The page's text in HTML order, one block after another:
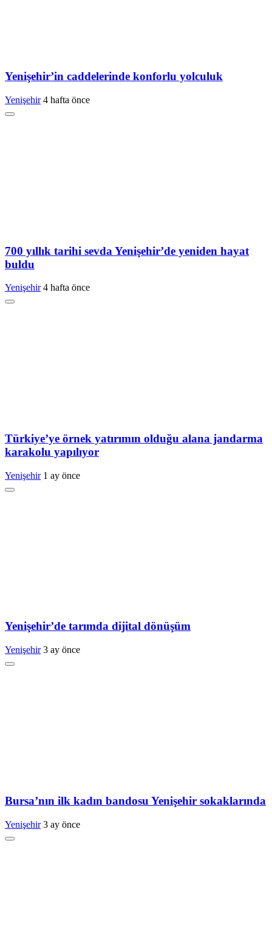
Yenişehir’in caddelerinde konforlu yolculuk
Yenişehir 4 hafta önce
700 yıllık tarihi sevda Yenişehir’de yeniden hayat
buldu
Yenişehir 4 hafta önce
Türkiye’ye örnek yatırımın olduğu alana jandarma
karakolu yapılıyor
Yenişehir 1 ay önce
Yenişehir’de tarımda dijital dönüşüm
Yenişehir 3 ay önce
Bursa’nın ilk kadın bandosu Yenişehir sokaklarında
Yenişehir 3 ay önce